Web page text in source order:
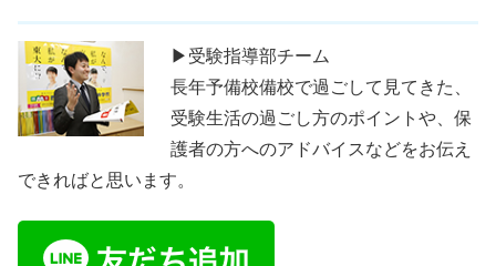
▶受験指導部チーム
長年予備校備校で過ごして見てきた、
受験生活の過ごし方のポイントや、保
護者の方へのアドバイスなどをお伝え
できればと思います。